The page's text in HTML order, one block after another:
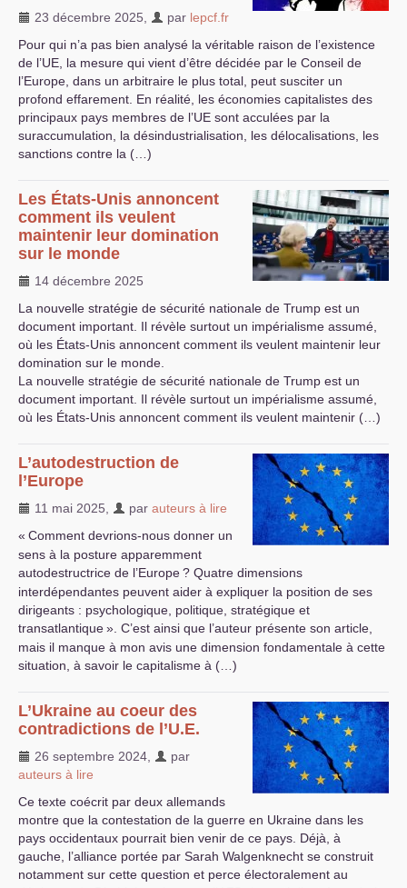
23 décembre 2025 par lepcf.fr
Pour qui n’a pas bien analysé la véritable raison de l’existence
de l’UE , la mesure qui vient d’être décidée par le Conseil de
l’Europe, dans un arbitraire le plus total, peut susciter un
profond effarement. En réalité, les économies capitalistes des
principaux pays membres de l’UE sont acculées par la
suraccumulation, la désindustrialisation, les délocalisations, les
sanctions contre la (…)
Les États-Unis annoncent
comment ils veulent
maintenir leur domination
sur le monde
14 décembre 2025
La nouvelle stratégie de sécurité nationale de Trump est un
document important. Il révèle surtout un impérialisme assumé,
où les États-Unis annoncent comment ils veulent maintenir leur
domination sur le monde.
La nouvelle stratégie de sécurité nationale de Trump est un
document important. Il révèle surtout un impérialisme assumé,
où les États-Unis annoncent comment ils veulent maintenir (…)
L’autodestruction de
l’Europe
11 mai 2025 par auteurs à lire
« Comment devrions-nous donner un
sens à la posture apparemment
autodestructrice de l’Europe? Quatre dimensions
interdépendantes peuvent aider à expliquer la position de ses
dirigeants : psychologique, politique, stratégique et
transatlantique». C’est ainsi que l’auteur présente son article,
mais il manque à mon avis une dimension fondamentale à cette
situation, à savoir le capitalisme à (…)
L’Ukraine au coeur des
contradictions de l’U.E.
26 septembre 2024
par
auteurs à lire
Ce texte coécrit par deux allemands
montre que la contestation de la guerre en Ukraine dans les
pays occidentaux pourrait bien venir de ce pays. Déjà, à
gauche, l’alliance portée par Sarah Walgenknecht se construit
notamment sur cette question et perce électoralement au